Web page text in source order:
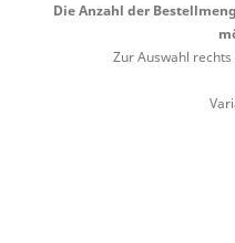
Die Anzahl der
Zur Auswahl